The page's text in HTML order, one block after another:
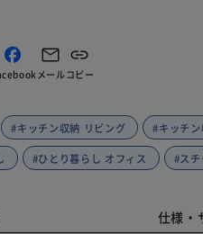
メールコピー
#キッチン収納 リビング #キッチ
#ひとり暮らし オフィス #ス
仕様・